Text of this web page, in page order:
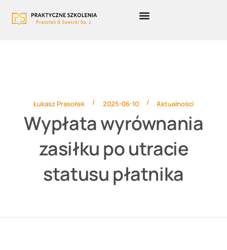
Łukasz Prasołek / 2025-06-10 / Aktualności
Wypłata wyrównania
zasiłku po utracie
statusu płatnika